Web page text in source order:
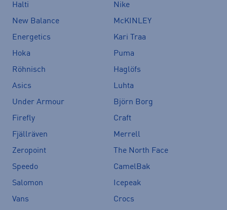
Halti
Nike
New Balance
McKINLEY
Energetics
Kari Traa
Hoka
Puma
Röhnisch
Haglöfs
Asics
Luhta
Under Armour
Björn Borg
Firefly
Craft
Fjällräven
Merrell
Zeropoint
The North Face
Speedo
CamelBak
Salomon
Icepeak
Vans
Crocs